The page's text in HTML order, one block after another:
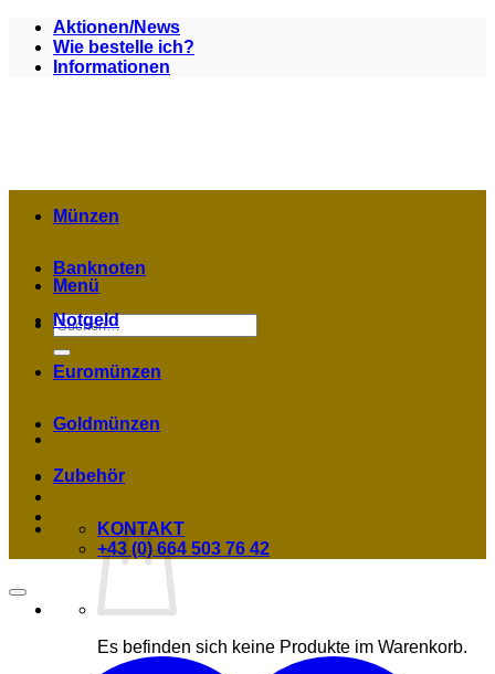
Zum
Inhalt
springen
Aktionen/News
Wie bestelle ich?
Informationen
Menü
Suchen
nach:
Es befinden sich keine Produkte im Warenkorb.
Münzen
Banknoten
Notgeld
Euromünzen
Goldmünzen
Zubehör
KONTAKT
+43 (0) 664 503 76 42